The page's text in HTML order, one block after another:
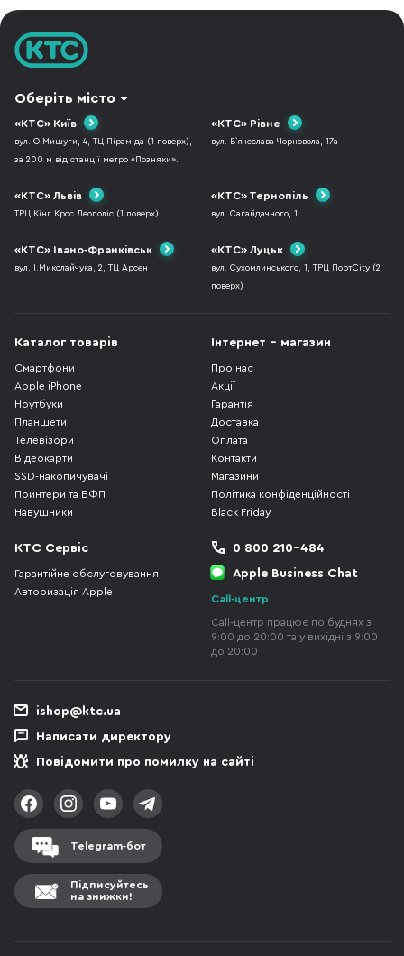
Оберіть місто
«КТС» Київ
вул. О.Мишуги, 4, ТЦ Піраміда (1 поверх),
за 200 м від станції метро «Позняки».
«КТС» Рівне
вул. В`ячеслава Чорновола, 17а
«КТС» Львів
ТРЦ Кінг Крос Леополіс (1 поверх)
«КТС» Тернопіль
вул. Сагайдачного, 1
«КТС» Івано-Франківськ
вул. І.Миколайчука, 2, ТЦ Арсен
«КТС» Луцьк
вул. Сухомлинського, 1, ТРЦ ПортCity (2
поверх)
Каталог товарів
Смартфони
Apple iPhone
Ноутбуки
Планшети
Телевізори
Відеокарти
SSD-накопичувачі
Принтери та БФП
Навушники
Інтернет - магазин
Про нас
Акції
Гарантія
Доставка
Оплата
Контакти
Магазини
Політика конфіденційності
Black Friday
КТС Сервіс
Гарантійне обслуговування
Авторизація Apple
0 800 210-484
Apple Business Chat
Call-центр
Call-центр працює по буднях з
9:00 до 20:00 та у вихідні з 9:00
до 20:00
ishop@ktc.ua
Написати директору
Повідомити про помилку на сайті
Telegram-бот
Підписуйтесь
на знижки!